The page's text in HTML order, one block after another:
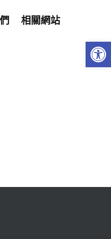
相關網站